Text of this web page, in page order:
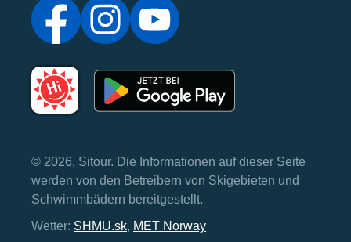
© 2026, Sitour. Die Informationen auf dieser Seite
werden von den Betreibern von Skigebieten und
Schwimmbädern bereitgestellt.
Wetter: SHMU.sk, MET Norway